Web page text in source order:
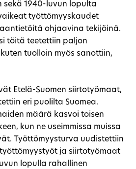
sekä 1940-luvun lopulta
työttömyyskaudet
ohjaavina tekijöinä.
töitä teetettiin paljon
tuolloin myös sanottiin,
Etelä-Suomen siirtotyömaat,
eri puolilta Suomea.
määrä kasvoi toisen
kun ne useimmissa muissa
Työttömyysturva uudistettiin
työttömyystyöt ja siirtotyömaat
lopulla rahallinen